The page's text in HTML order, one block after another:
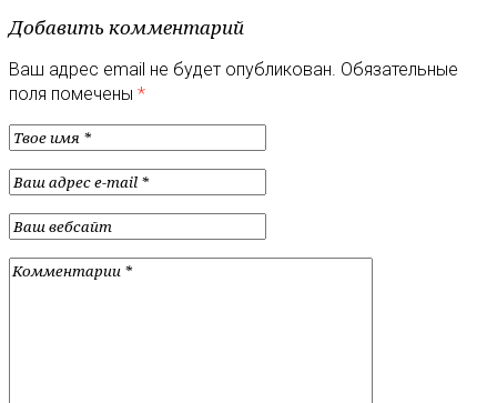
Добавить комментарий
Ваш адрес email не будет опубликован. Обязательные
поля помечены *